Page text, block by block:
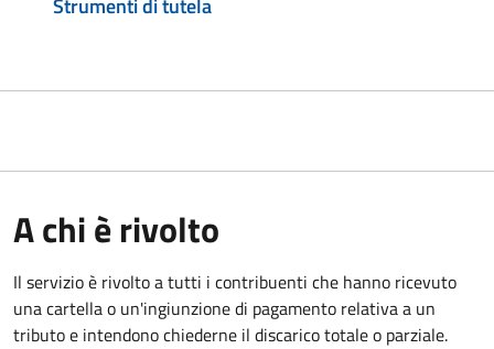
A chi è rivolto
Il servizio è rivolto a tutti i contribuenti che hanno ricevuto
una cartella o un'ingiunzione di pagamento relativa a un
tributo e intendono chiederne il discarico totale o parziale.